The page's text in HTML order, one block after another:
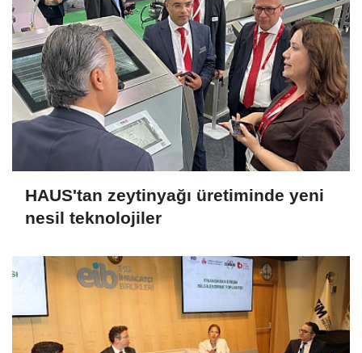
HAUS'tan zeytinyağı üretiminde yeni
nesil teknolojiler